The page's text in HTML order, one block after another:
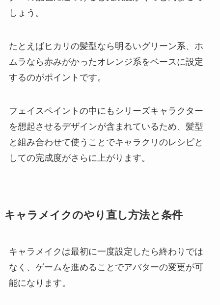
しょう。
たとえばヒカリの髪型なら明るいグリーン系、ホ
ムラなら赤みがかったオレンジ系をベースに設定
するのがポイントです。
フェイスペイントの中にもシリーズキャラクター
を想起させるデザインが含まれているため、髪型
と組み合わせて使うことでキャラクリのレシピと
しての完成度がさらに上がります。
キャラメイクのやり直し方法と条件
キャラメイクは最初に一度設定したら終わりでは
なく、ゲームを進めることでアバターの変更が可
能になります。